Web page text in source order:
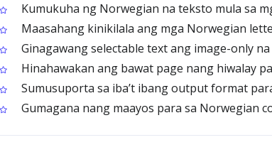
Kumukuha ng Norwegian na teksto mula sa
Maasahang kinikilala ang mga Norwegian
Ginagawang selectable text ang image-only
Hinahawakan ang bawat page nang hiwalay
Sumusuporta sa iba’t ibang output format
Gumagana nang maayos para sa Norwegian